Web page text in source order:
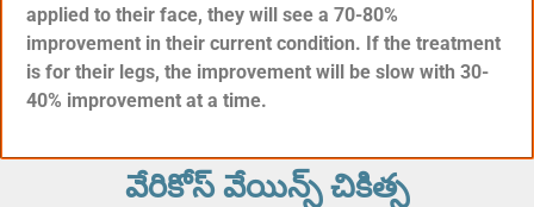
applied to their face, they will see a 70-80%
improvement in their current condition. If the treatment
is for their legs, the improvement will be slow with 30-
40% improvement at a time.
వేరికోస్ వేయిన్స్ చికిత్స